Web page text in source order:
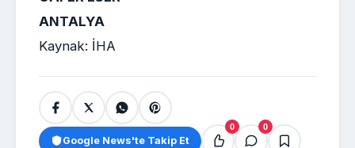
ANTALYA
Kaynak: İHA
Google News'te Takip Et
0 0